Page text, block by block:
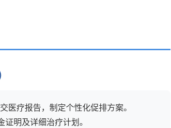
医疗报告，制定个性化促排方案。
明及详细治疗计划。